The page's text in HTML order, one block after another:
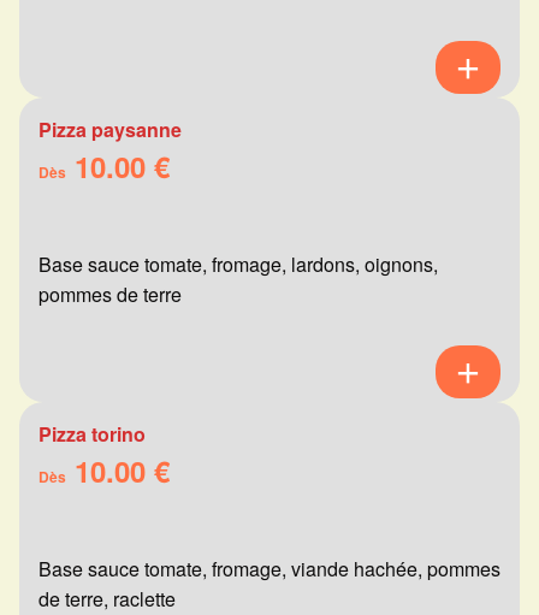
Pizza paysanne
Dès 10.00 €
Base sauce tomate, fromage, lardons, oignons,
pommes de terre
Pizza torino
Dès 10.00 €
Base sauce tomate, fromage, viande hachée, pommes
de terre, raclette